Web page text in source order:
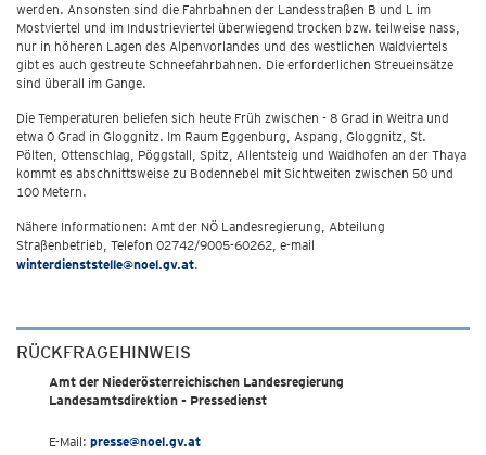
werden. Ansonsten sind die Fahrbahnen der Landesstraßen B und L im
Mostviertel und im Industrieviertel überwiegend trocken bzw. teilweise nass,
nur in höheren Lagen des Alpenvorlandes und des westlichen Waldviertels
gibt es auch gestreute Schneefahrbahnen. Die erforderlichen Streueinsätze
sind überall im Gange.
Die Temperaturen beliefen sich heute Früh zwischen - 8 Grad in Weitra und
etwa 0 Grad in Gloggnitz. Im Raum Eggenburg, Aspang, Gloggnitz, St.
Pölten, Ottenschlag, Pöggstall, Spitz, Allentsteig und Waidhofen an der Thaya
kommt es abschnittsweise zu Bodennebel mit Sichtweiten zwischen 50 und
100 Metern.
Nähere Informationen: Amt der NÖ Landesregierung, Abteilung
Straßenbetrieb, Telefon 02742/9005-60262, e-mail
winterdienststelle@noel.gv.at.
RÜCKFRAGEHINWEIS
Amt der Niederösterreichischen Landesregierung
Landesamtsdirektion - Pressedienst
E-Mail: presse@noel.gv.at